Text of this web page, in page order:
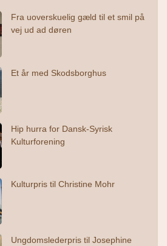
Fra uoverskuelig gæld til et smil på
vej ud ad døren
Et år med Skodsborghus
Hip hurra for Dansk-Syrisk
Kulturforening
Kulturpris til Christine Mohr
Ungdomslederpris til Josephine